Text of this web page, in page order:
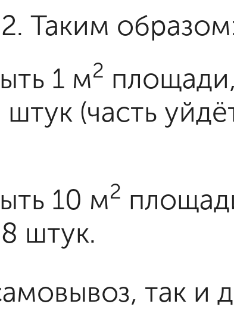
Таким
1 м2
(часть
10 м2
штук.
так и